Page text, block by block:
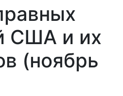
США и их
(ноябрь